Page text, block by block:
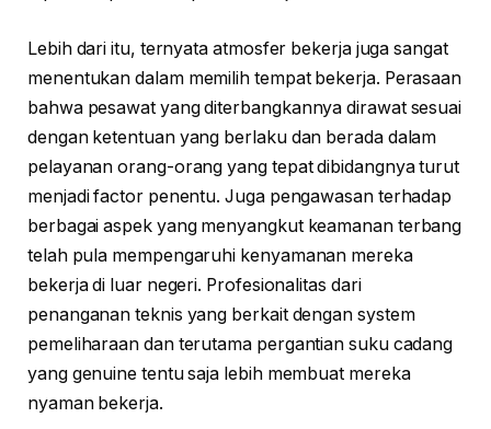
Lebih dari itu, ternyata atmosfer bekerja juga sangat
menentukan dalam memilih tempat bekerja. Perasaan
bahwa pesawat yang diterbangkannya dirawat sesuai
dengan ketentuan yang berlaku dan berada dalam
pelayanan orang-orang yang tepat dibidangnya turut
menjadi factor penentu. Juga pengawasan terhadap
berbagai aspek yang menyangkut keamanan terbang
telah pula mempengaruhi kenyamanan mereka
bekerja di luar negeri. Profesionalitas dari
penanganan teknis yang berkait dengan system
pemeliharaan dan terutama pergantian suku cadang
yang genuine tentu saja lebih membuat mereka
nyaman bekerja.